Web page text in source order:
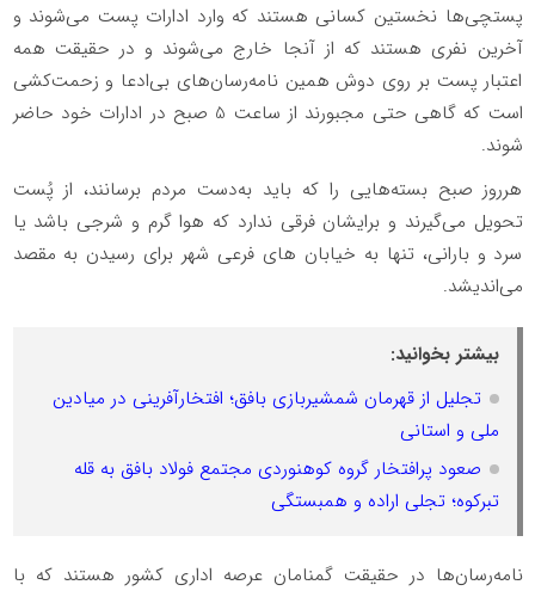
پستچی‌ها نخستین کسانی هستند که وارد ادارات پست می‌شوند و
آخرین نفری هستند که از آنجا خارج می‌شوند و در حقیقت همه
اعتبار پست بر روی دوش همین نامه‌رسان‌های بی‌ادعا و زحمت‌کشی
است که گاهی حتی مجبورند از ساعت 5 صبح در ادارات خود حاضر
شوند.
هرروز صبح بسته‌هایی را که باید به‌دست مردم برسانند، از پُست
تحویل می‌گیرند و برایشان فرقی ندارد که هوا گرم و شرجی باشد یا
سرد و بارانی، تنها به خیابان های فرعی شهر برای رسیدن به مقصد
می‌اندیشد.
بیشتر بخوانید:
تجلیل از قهرمان شمشیربازی بافق؛ افتخارآفرینی در میادین
ملی و استانی
صعود پرافتخار گروه کوهنوردی مجتمع فولاد بافق به قله
تبرکوه؛ تجلی اراده و همبستگی
نامه‌رسان‌ها در حقیقت گمنامان عرصه اداری کشور هستند که با